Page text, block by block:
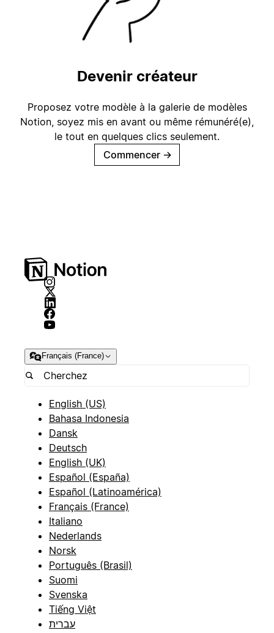
Devenir créateur
Proposez votre modèle à la galerie de modèles
Notion, soyez mis en avant ou même rémunéré(e),
le tout en quelques clics seulement.
Commencer →
Français (France)
English (US)
Bahasa Indonesia
Dansk
Deutsch
English (UK)
Español (España)
Español (Latinoamérica)
Français (France)
Italiano
Nederlands
Norsk
Português (Brasil)
Suomi
Svenska
Tiếng Việt
עברית